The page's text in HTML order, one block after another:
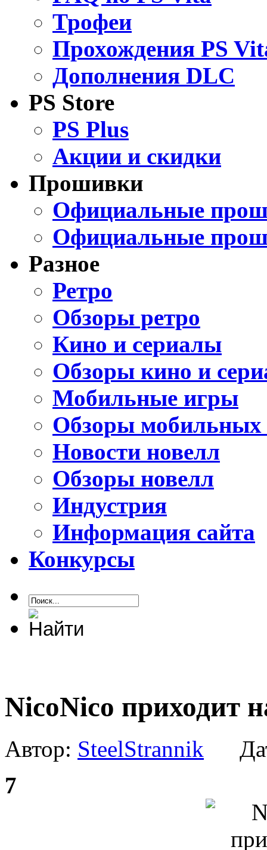
Трофеи
Прохождения PS
Дополнения DLC
PS Store
PS Plus
Акции и скидки
Прошивки
Официальные
Официальные
Разное
Ретро
Обзоры ретро
Кино и сериалы
Обзоры кино и
Мобильные игры
Обзоры мобильных
Новости новелл
Обзоры новелл
Индустрия
Информация сайта
Конкурсы
NicoNico приходит
Автор: SteelStrannik
7